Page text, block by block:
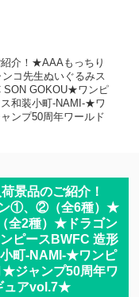
！★AAAもっちり
コ先生ぬいぐるみス
SON GOKOU★ワンピ
和装小町-NAMI-★ワ
ンプ50周年ワールド
品のご紹介！
ン①、②（全6種）★
全2種）★ドラゴン
ピースBWFC 造形
町-NAMI-★ワンピ
ジャンプ50周年ワ
ュアvol.7★